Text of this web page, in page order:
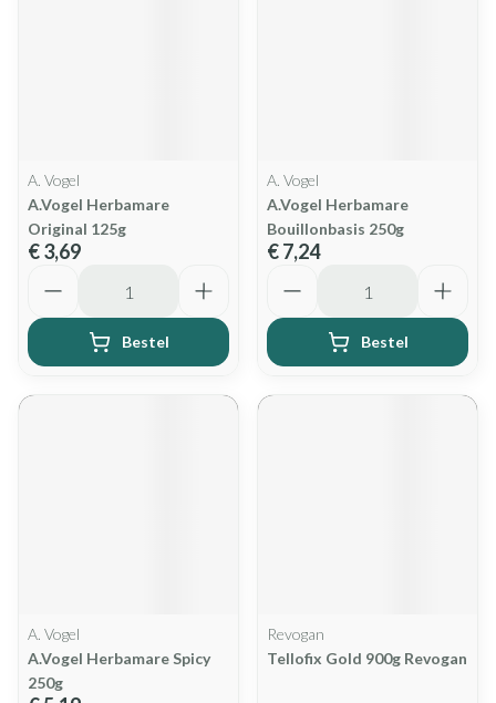
A. Vogel
A.Vogel Herbamare
Original 125g
€ 3,69
Bestel
A. Vogel
A.Vogel Herbamare
Bouillonbasis 250g
€ 7,24
Bestel
A. Vogel
A.Vogel Herbamare Spicy
250g
Revogan
Tellofix Gold 900g Revogan